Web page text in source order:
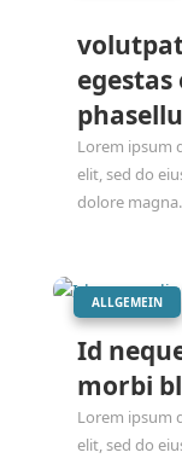
Lorem ipsum
elit, sed do
dolore
Id
morbi
| ALLGEMEIN
Lorem ipsum
elit, sed do